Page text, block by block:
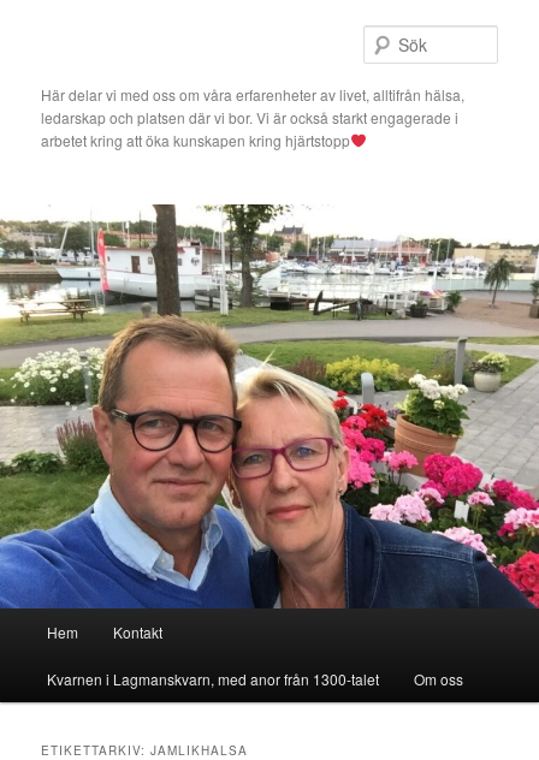
innehåll
innehållHär delar vi med oss om våra erfarenheter av livet, alltifrån hälsa,
ledarskap och platsen där vi bor. Vi är också starkt engagerade i
arbetet kring att öka kunskapen kring hjärtstopp
Hem Kontakt
Kvarnen i Lagmanskvarn, med anor från 1300-talet Om oss
ETIKETTARKIV:JAMLIKHALSA